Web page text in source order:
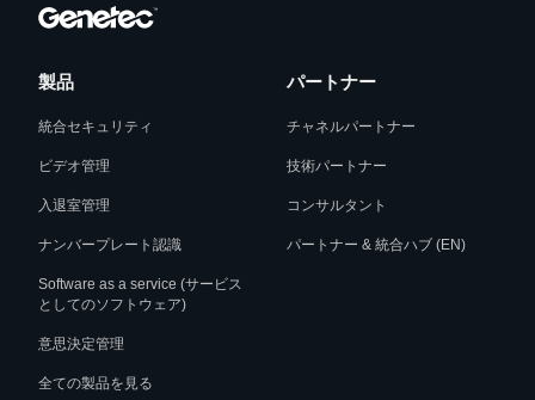
製品
統合セキュリティ
ビデオ管理
入退室管理
ナンバープレート認識
Software as a service (サービス
としてのソフトウェア)
意思決定管理
全ての製品を見る
パートナー
チャネルパートナー
技術パートナー
コンサルタント
パートナー & 統合ハブ (EN)